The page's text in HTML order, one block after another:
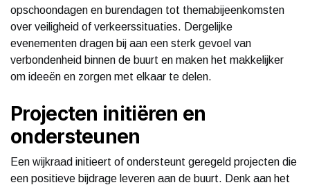
opschoondagen en burendagen tot themabijeenkomsten
over veiligheid of verkeerssituaties. Dergelijke
evenementen dragen bij aan een sterk gevoel van
verbondenheid binnen de buurt en maken het makkelijker
om ideeën en zorgen met elkaar te delen.
Projecten initiëren en
ondersteunen
Een wijkraad initieert of ondersteunt geregeld projecten die
een positieve bijdrage leveren aan de buurt. Denk aan het